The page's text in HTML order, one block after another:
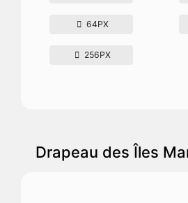
64PX
256PX
Drapeau des Îles